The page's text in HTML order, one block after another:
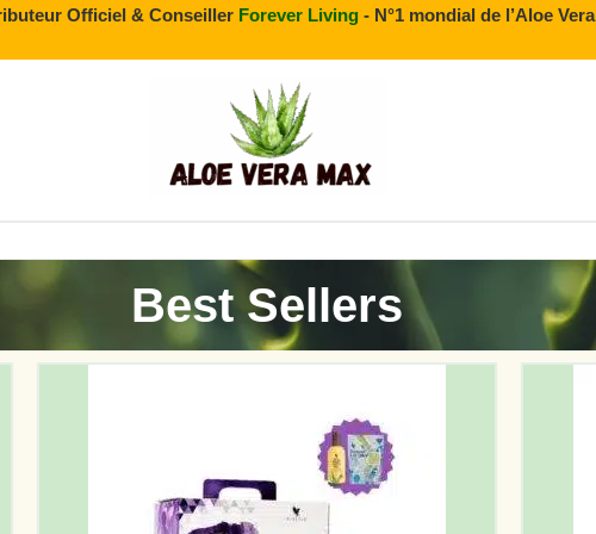
Officiel & Conseiller Forever Living - N°1 mondial de l’Aloe Vera
Best Sellers